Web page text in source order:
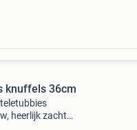
knuffels 36cm
heerlijk zacht